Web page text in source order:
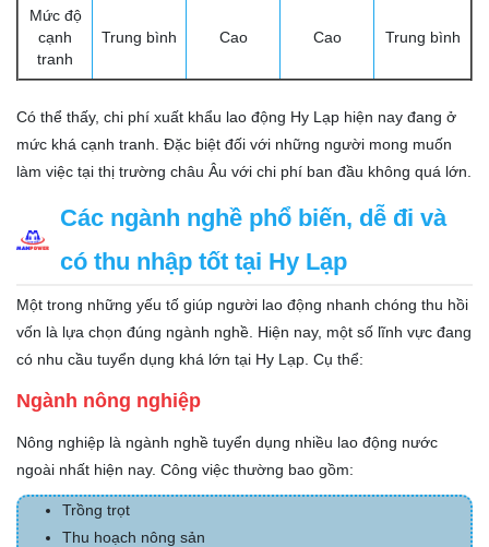
Mức độ
cạnh
tranh
Trung bình Cao Cao Trung bình
Có thể thấy, chi phí xuất khẩu lao động Hy Lạp hiện nay đang ở
mức khá cạnh tranh. Đặc biệt đối với những người mong muốn
làm việc tại thị trường châu Âu với chi phí ban đầu không quá lớn.
Các ngành nghề phổ biến, dễ đi và
có thu nhập tốt tại Hy Lạp
Một trong những yếu tố giúp người lao động nhanh chóng thu hồi
vốn là lựa chọn đúng ngành nghề. Hiện nay, một số lĩnh vực đang
có nhu cầu tuyển dụng khá lớn tại Hy Lạp. Cụ thể:
Ngành nông nghiệp
Nông nghiệp là ngành nghề tuyển dụng nhiều lao động nước
ngoài nhất hiện nay. Công việc thường bao gồm:
Trồng trọt
Thu hoạch nông sản